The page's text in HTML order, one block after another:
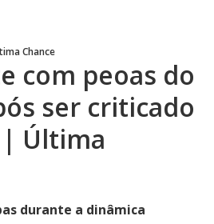
Chance
com peoas do
ser criticado
Última
durante a dinâmica